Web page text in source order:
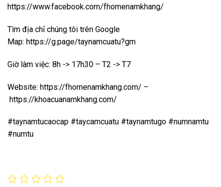
https://www.facebook.com/fhomenamkhang/
Tìm địa chỉ chúng tôi trên Google
Map: https://g.page/taynamcuatu?gm
Giờ làm việc: 8h -> 17h30 – T2 -> T7
Website: https://fhomenamkhang.com/ –
https://khoacuanamkhang.com/
#taynamtucaocap #taycamcuatu #taynamtugo #numnamtu
#numtu